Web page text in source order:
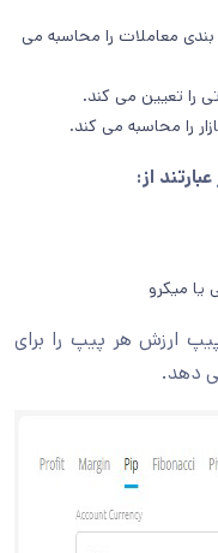
معاملات را محاسبه می
را تعیین می کند.
را محاسبه می کند.
از:
یا میکرو
ارزش هر پیپ را برای